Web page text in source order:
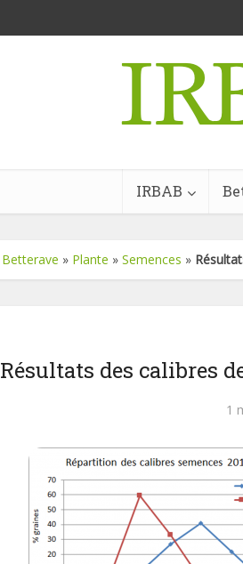
IRBAB
Betterave » Plante » Semences »
Résultats des calibres
1